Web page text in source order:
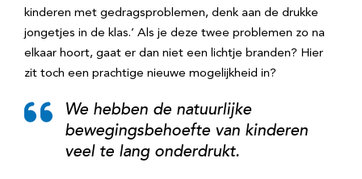
kinderen met gedragsproblemen, denk aan de drukke
jongetjes in de klas.’ Als je deze twee problemen zo na
elkaar hoort, gaat er dan niet een lichtje branden? Hier
zit toch een prachtige nieuwe mogelijkheid in?
We hebben de natuurlijke
bewegingsbehoefte van kinderen
veel te lang onderdrukt.